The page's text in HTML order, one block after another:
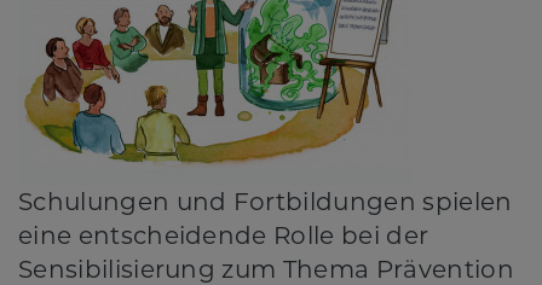
Schulungen und Fortbildungen spielen
eine entscheidende Rolle bei der
Sensibilisierung zum Thema Prävention